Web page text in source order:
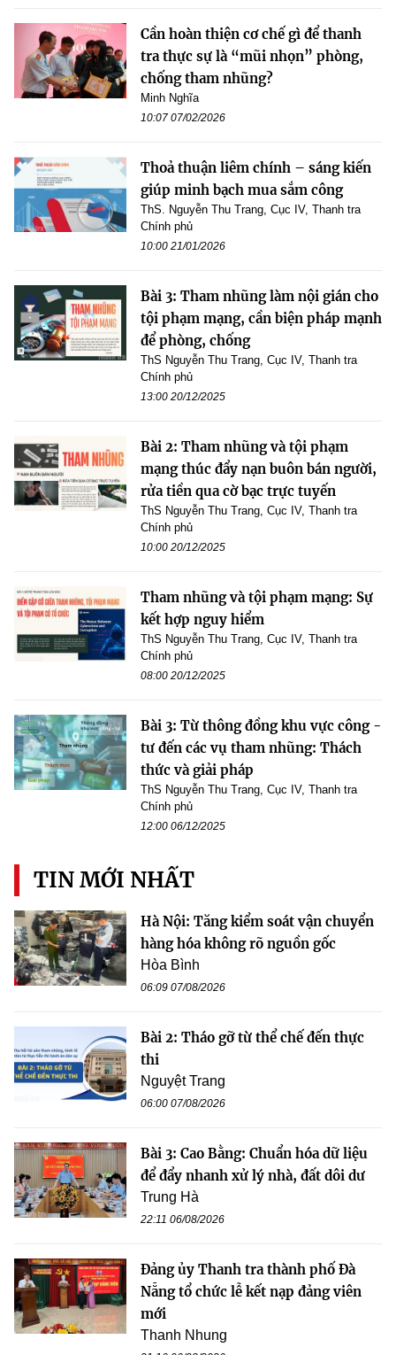
Cần hoàn thiện cơ chế gì để thanh
tra thực sự là “mũi nhọn” phòng,
chống tham nhũng?
Minh Nghĩa
10:07 07/02/2026
Thoả thuận liêm chính – sáng kiến
giúp minh bạch mua sắm công
ThS. Nguyễn Thu Trang, Cục IV, Thanh tra
Chính phủ
10:00 21/01/2026
Bài 3: Tham nhũng làm nội gián cho
tội phạm mạng, cần biện pháp mạnh
để phòng, chống
ThS Nguyễn Thu Trang, Cục IV, Thanh tra
Chính phủ
13:00 20/12/2025
Bài 2: Tham nhũng và tội phạm
mạng thúc đẩy nạn buôn bán người,
rửa tiền qua cờ bạc trực tuyến
ThS Nguyễn Thu Trang, Cục IV, Thanh tra
Chính phủ
10:00 20/12/2025
Tham nhũng và tội phạm mạng: Sự
kết hợp nguy hiểm
ThS Nguyễn Thu Trang, Cục IV, Thanh tra
Chính phủ
08:00 20/12/2025
Bài 3: Từ thông đồng khu vực công -
tư đến các vụ tham nhũng: Thách
thức và giải pháp
ThS Nguyễn Thu Trang, Cục IV, Thanh tra
Chính phủ
12:00 06/12/2025
TIN MỚI NHẤT
Hà Nội: Tăng kiểm soát vận chuyển
hàng hóa không rõ nguồn gốc
Hòa Bình
06:09 07/08/2026
Bài 2: Tháo gỡ từ thể chế đến thực
thi
Nguyệt Trang
06:00 07/08/2026
Bài 3: Cao Bằng: Chuẩn hóa dữ liệu
để đẩy nhanh xử lý nhà, đất dôi dư
Trung Hà
22:11 06/08/2026
Đảng ủy Thanh tra thành phố Đà
Nẵng tổ chức lễ kết nạp đảng viên
mới
Thanh Nhung